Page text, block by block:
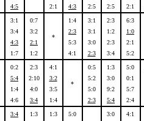
4:5
2:1
4:3
2:5
2:5
2:1
3:1
3:4
4:3
1:7
0:7
3:2
2:1
1:2
*
1:4
2:3
5:3
4:1
3:1
3:1
3:0
2:3
2:3
1:2
2:3
3:4
6:3
1:0
2:1
5:2
0:2
5:4
1:4
4:6
2:3
2:10
4:0
3:4
4:1
3:2
3:5
1:4
*
0:5
5:2
5:0
2:3
1:3
3:0
9:2
5:4
5:0
0:1
5:7
2:4
3:4
1:3
1:3
5:0
3:0
4:1